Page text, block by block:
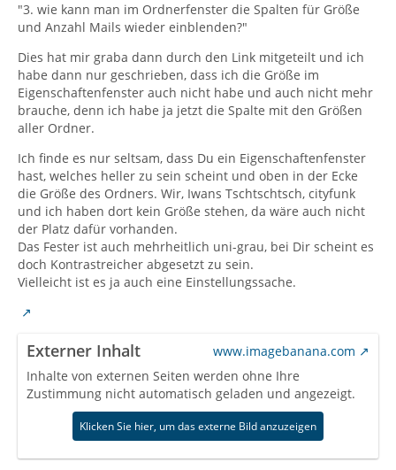
"3. wie kann man im Ordnerfenster die Spalten für Größe
und Anzahl Mails wieder einblenden?"
Dies hat mir graba dann durch den Link mitgeteilt und ich
habe dann nur geschrieben, dass ich die Größe im
Eigenschaftenfenster auch nicht habe und auch nicht mehr
brauche, denn ich habe ja jetzt die Spalte mit den Größen
aller Ordner.
Ich finde es nur seltsam, dass Du ein Eigenschaftenfenster
hast, welches heller zu sein scheint und oben in der Ecke
die Größe des Ordners. Wir, Iwans Tschtschtsch, cityfunk
und ich haben dort kein Größe stehen, da wäre auch nicht
der Platz dafür vorhanden.
Das Fester ist auch mehrheitlich uni-grau, bei Dir scheint es
doch Kontrastreicher abgesetzt zu sein.
Vielleicht ist es ja auch eine Einstellungssache.
Externer Inhalt
www.imagebanana.com
Inhalte von externen Seiten werden ohne Ihre
Zustimmung nicht automatisch geladen und angezeigt.
Klicken Sie hier, um das externe Bild anzuzeigen